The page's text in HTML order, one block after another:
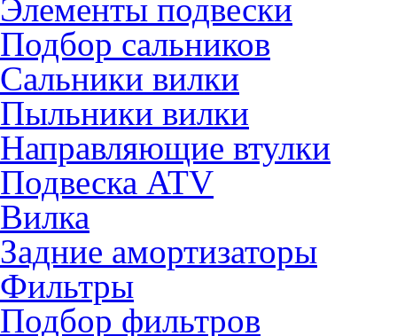
Элементы подвески
Подбор сальников
Сальники вилки
Пыльники вилки
Направляющие втулки
Подвеска ATV
Вилка
Задние амортизаторы
Фильтры
Подбор фильтров